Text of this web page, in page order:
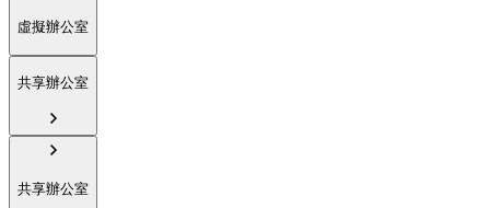
虛擬辦公室
共享辦公室
共享辦公室